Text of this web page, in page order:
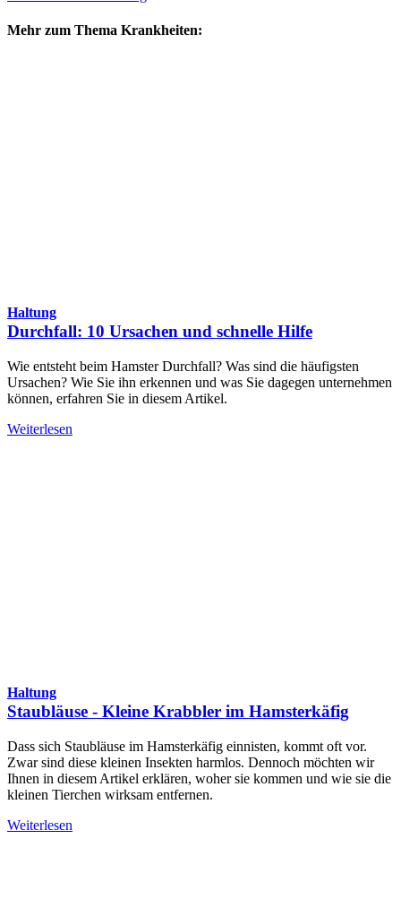
Mehr zum Thema Krankheiten:
Haltung
Durchfall: 10 Ursachen und schnelle Hilfe
Wie entsteht beim Hamster Durchfall? Was sind die häufigsten
Ursachen? Wie Sie ihn erkennen und was Sie dagegen unternehmen
können, erfahren Sie in diesem Artikel.
Weiterlesen
Haltung
Staubläuse - Kleine Krabbler im Hamsterkäfig
Dass sich Staubläuse im Hamsterkäfig einnisten, kommt oft vor.
Zwar sind diese kleinen Insekten harmlos. Dennoch möchten wir
Ihnen in diesem Artikel erklären, woher sie kommen und wie sie die
kleinen Tierchen wirksam entfernen.
Weiterlesen